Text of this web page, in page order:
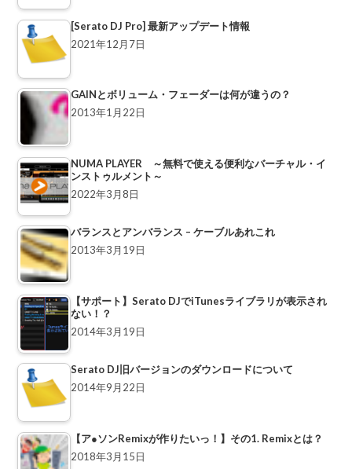
[Serato DJ Pro] 最新アップデート情報
2021年12月7日
GAINとボリューム・フェーダーは何が違うの？
2013年1月22日
NUMA PLAYER ～無料で使える便利なバーチャル・イ
ンストゥルメント～
2022年3月8日
バランスとアンバランス – ケーブルあれこれ
2013年3月19日
【サポート】Serato DJでiTunesライブラリが表示され
ない！？
2014年3月19日
Serato DJ旧バージョンのダウンロードについて
2014年9月22日
【ア●ソンRemixが作りたいっ！】その1. Remixとは？
2018年3月15日